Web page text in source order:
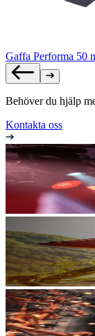
Gaffa Performa 50
Behöver du hjälp
Kontakta oss